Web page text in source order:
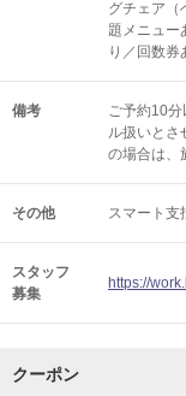
グチェア（
題メニュー
り／回数券
備考
ご予約10
ル扱いとさ
の場合は、
その他 スマート支
スタッフ
募集
https://
クーポン